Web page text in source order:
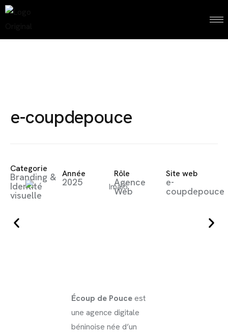
e-coupdepouce
Categorie
Branding &
Identité
visuelle
Année
2025
Rôle
Agence
Web
Site web
e-
coupdepouce
Écoup de Pouceest
une agence digitale
béninoise née d’un